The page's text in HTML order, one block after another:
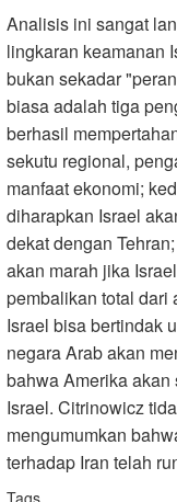
Analisis ini sangat
lingkaran keamanan
bukan sekadar
biasa adalah tiga
berhasil
sekutu regional,
manfaat ekonomi;
diharapkan Israel
dekat dengan
akan marah jika
pembalikan total dari
Israel bisa bertindak
negara Arab akan
bahwa Amerika
Israel. Citrinowicz
mengumumkan
terhadap Iran telah